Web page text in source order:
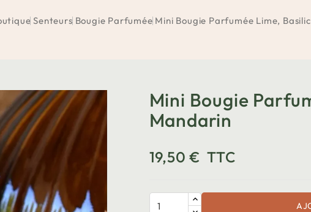
Senteurs Bougie Parfumée Mini Bougie Parfumée Lime,
Mini Bougie
Mandarin
19,50 € TTC